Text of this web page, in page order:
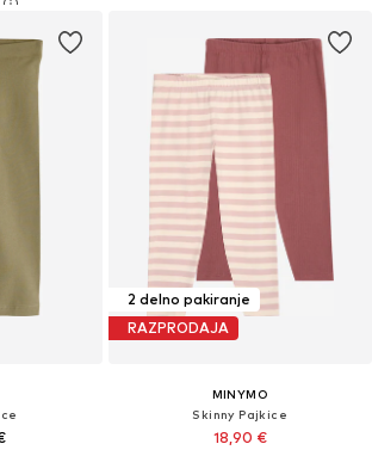
2 delno pakiranje
RAZPRODAJA
MINYMO
Skinny Pajkice
18,90 €